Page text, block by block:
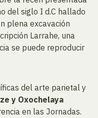
del siglo I d.C hallado
plena excavación
Larrahe, una
se puede reproducir
del arte parietal y
y Oxochelaya
en las Jornadas.